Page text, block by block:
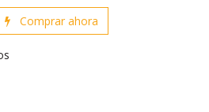
Comprar ahora